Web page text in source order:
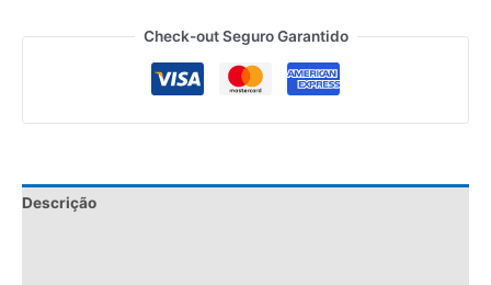
Check-out Seguro Garantido
Descrição